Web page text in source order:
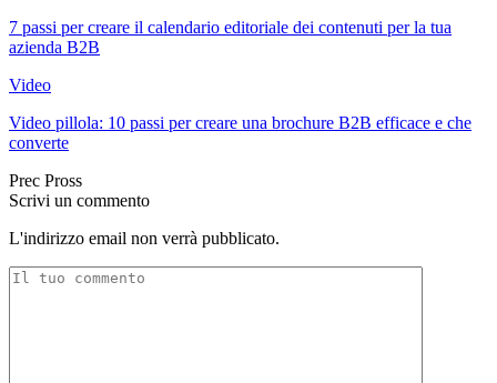
7 passi per creare il calendario editoriale dei contenuti per la tua
azienda B2B
Video
Video pillola: 10 passi per creare una brochure B2B efficace e che
converte
Prec Pross
Scrivi un commento
L'indirizzo email non verrà pubblicato.